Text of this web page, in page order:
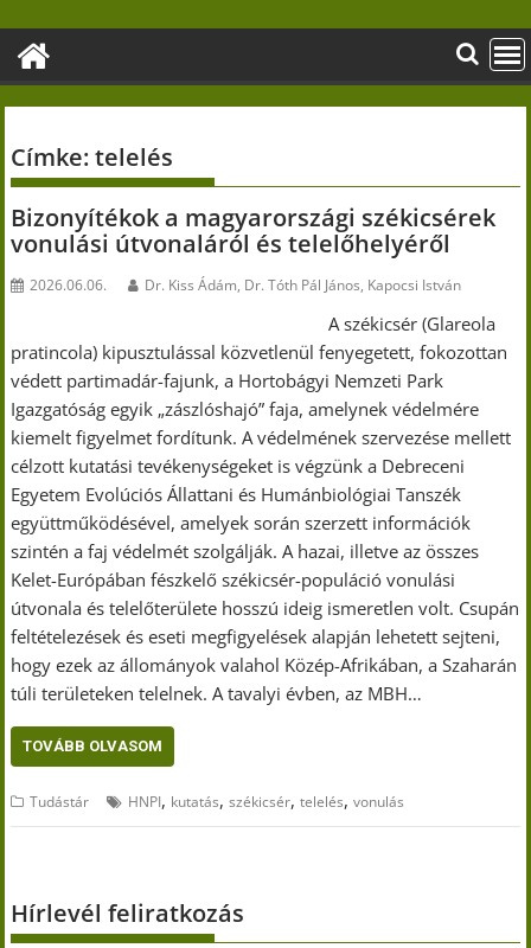
content
Címke:telelés
Bizonyítékok a magyarországi székicsérek
vonulási útvonaláról és telelőhelyéről
2026.06.06. Dr. Kiss Ádám, Dr. Tóth Pál János, Kapocsi István
A székicsér (Glareola
pratincola) kipusztulással közvetlenül fenyegetett, fokozottan
védett partimadár-fajunk, a Hortobágyi Nemzeti Park
Igazgatóság egyik „zászlóshajó” faja, amelynek védelmére
kiemelt figyelmet fordítunk. A védelmének szervezése mellett
célzott kutatási tevékenységeket is végzünk a Debreceni
Egyetem Evolúciós Állattani és Humánbiológiai Tanszék
együttműködésével, amelyek során szerzett információk
szintén a faj védelmét szolgálják. A hazai, illetve az összes
Kelet-Európában fészkelő székicsér-populáció vonulási
útvonala és telelőterülete hosszú ideig ismeretlen volt. Csupán
feltételezések és eseti megfigyelések alapján lehetett sejteni,
hogy ezek az állományok valahol Közép-Afrikában, a Szaharán
túli területeken telelnek. A tavalyi évben, az MBH…
TOVÁBB OLVASOM
Tudástár HNPI, kutatás,székicsér,telelés,vonulás
Hírlevél feliratkozás